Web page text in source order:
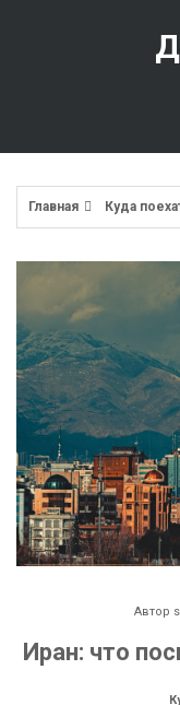
Главная Куда
Автор
Иран: что